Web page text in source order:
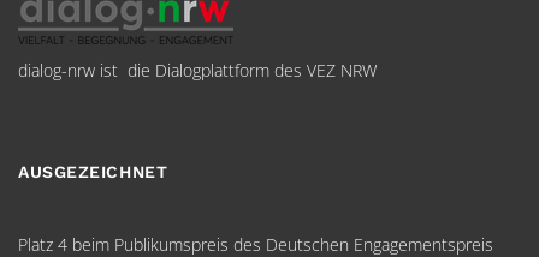
dialog-nrw ist die Dialogplattform des VEZ NRW
AUSGEZEICHNET
Platz 4 beim Publikumspreis des Deutschen Engagementspreis